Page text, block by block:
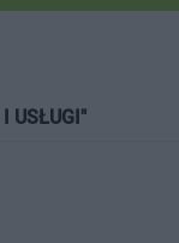
USŁUGI"